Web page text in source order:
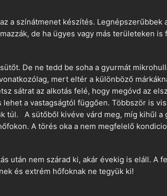
a színátmenet készítés.
de ha ügyes vagy más területeken is
De ne tedd be soha a gyurmát
mert eltér a különböző
sátrat az alkotás felé, hogy megóvd az
a vastagságtól függően. Többször is
túl. A sütőből kivéve várd meg, míg kihűl
A törés oka a nem megfelelő
után nem szárad ki, akár évekig is eláll.
és extrém hőfoknak ne tegyük ki!